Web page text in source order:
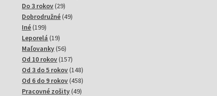
Do 3 rokov 2929
produktov
Dobrodružné 4949
Iné 199199
produktov
Leporelá 1919
produktov
Maľovanky 5656
produktov
Od 10 rokov 157157
produktov
Od 3 do 5 rokov 148148
produktov
Od 6 do 9 rokov 458458
produktov
Pracovné zošity 4949